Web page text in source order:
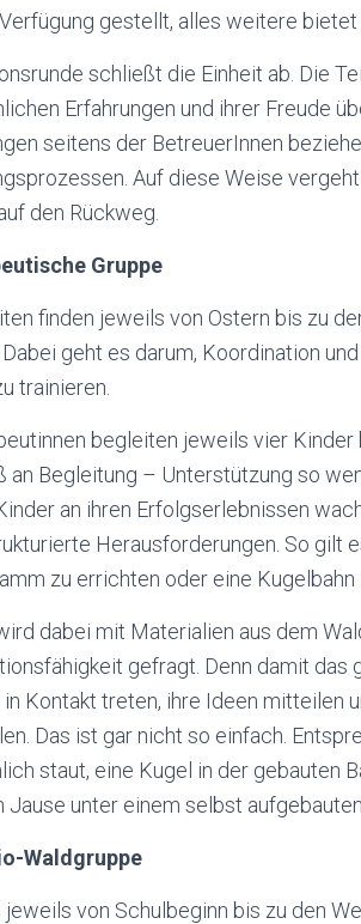
gestellt, alles weitere bietet
schließt die Einheit ab. Die
Erfahrungen und ihrer Freude
seitens der BetreuerInnen
Auf diese Weise
den Rückweg.
Gruppe
finden jeweils von Ostern bis zu
Dabei geht es darum, Koordination
trainieren.
begleiten jeweils vier Kinder
an Begleitung – Unterstützung so
an ihren Erfolgserlebnissen
Herausforderungen. So gilt
zu errichten oder eine Kugelbahn
dabei mit Materialien aus dem
gefragt. Denn damit das
Kontakt treten, ihre Ideen mitteilen
Das ist gar nicht so einfach.
staut, eine Kugel in der gebauten
Jause unter einem selbst
Waldgruppe
von Schulbeginn bis zu den